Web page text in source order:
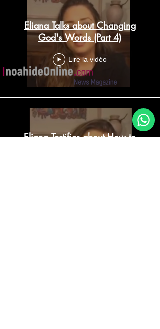
Eliana Talks about Changing
God's Words (Part 4)
Lire la vidéo
Eliana Testifies about How to